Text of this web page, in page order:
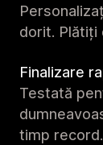
dorit. Plătiți
Finalizare
Testată
timp record.